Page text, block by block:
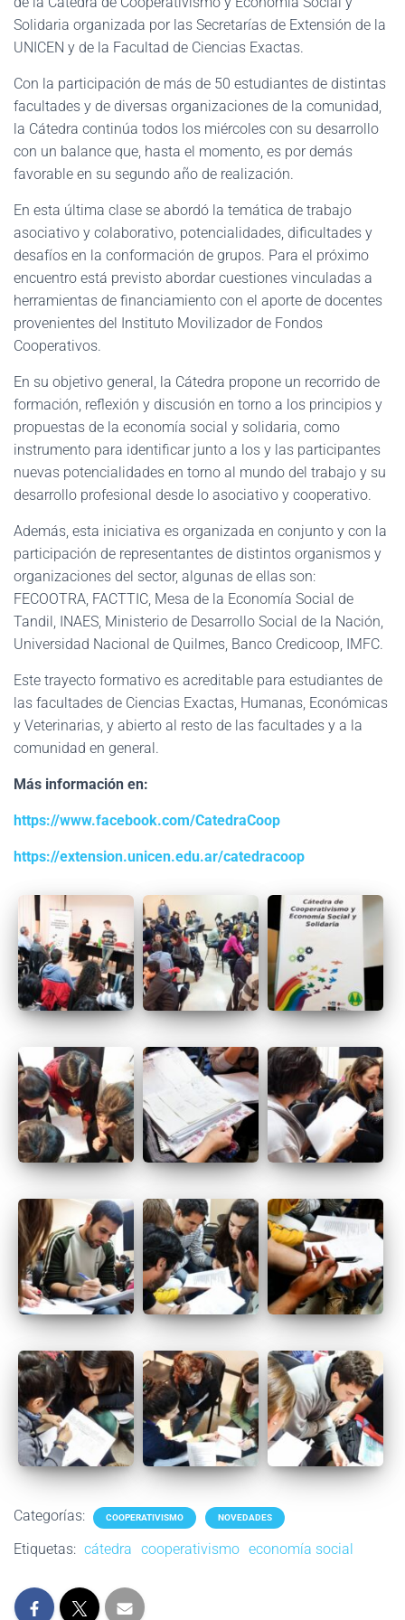
Solidaria organizada por las Secretarías de Extensión de la
UNICEN y de la Facultad de Ciencias Exactas.
Con la participación de más de 50 estudiantes de distintas
facultades y de diversas organizaciones de la comunidad,
la Cátedra continúa todos los miércoles con su desarrollo
con un balance que, hasta el momento, es por demás
favorable en su segundo año de realización.
En esta última clase se abordó la temática de trabajo
asociativo y colaborativo, potencialidades, dificultades y
desafíos en la conformación de grupos. Para el próximo
encuentro está previsto abordar cuestiones vinculadas a
herramientas de financiamiento con el aporte de docentes
provenientes del Instituto Movilizador de Fondos
Cooperativos.
En su objetivo general, la Cátedra propone un recorrido de
formación, reflexión y discusión en torno a los principios y
propuestas de la economía social y solidaria, como
instrumento para identificar junto a los y las participantes
nuevas potencialidades en torno al mundo del trabajo y su
desarrollo profesional desde lo asociativo y cooperativo.
Además, esta iniciativa es organizada en conjunto y con la
participación de representantes de distintos organismos y
organizaciones del sector, algunas de ellas son:
FECOOTRA, FACTTIC, Mesa de la Economía Social de
Tandil, INAES, Ministerio de Desarrollo Social de la Nación,
Universidad Nacional de Quilmes, Banco Credicoop, IMFC.
Este trayecto formativo es acreditable para estudiantes de
las facultades de Ciencias Exactas, Humanas, Económicas
y Veterinarias, y abierto al resto de las facultades y a la
comunidad en general.
Más información en:
https://www.facebook.com/CatedraCoop
https://extension.unicen.edu.ar/catedracoop
Categorías: COOPERATIVISMO NOVEDADES
Etiquetas: cátedra cooperativismo economía social